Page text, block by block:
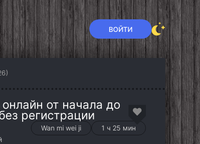
ВОЙТИ
от начала до
регистрации
Wan mi wei ji
1 ч 25 мин